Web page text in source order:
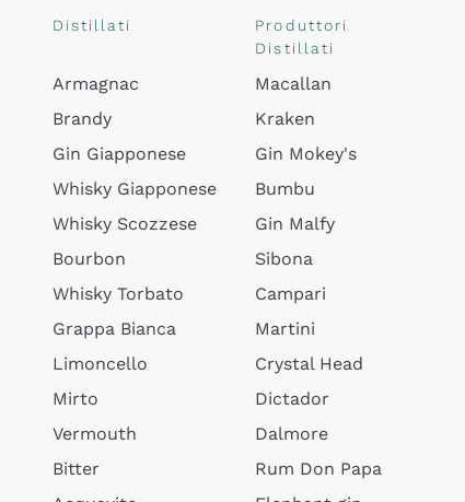
Distillati
Armagnac
Brandy
Gin Giapponese
Whisky Giapponese
Whisky Scozzese
Bourbon
Whisky Torbato
Grappa Bianca
Limoncello
Mirto
Vermouth
Bitter
Produttori
Distillati
Macallan
Kraken
Gin Mokey's
Bumbu
Gin Malfy
Sibona
Campari
Martini
Crystal Head
Dictador
Dalmore
Rum Don Papa